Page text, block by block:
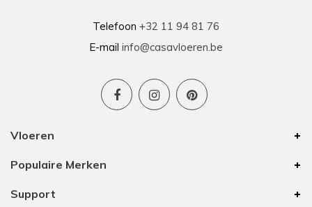
Telefoon +32 11 94 81 76
E-mail info@casavloeren.be
Vloeren
Populaire Merken
Support